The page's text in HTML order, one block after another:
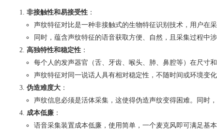
非接触性和易接受性 ：
声纹特征对比是一种非接触式的生物特征识别技术，用户在
同时，蕴含声纹特征的语音获取方便、自然，且采集过程中
高独特性和稳定性 ：
每个人的发声器官（舌、牙齿、喉头、肺、鼻腔等）在尺寸
声纹特征对同一说话人具有相对稳定性，不随时间或环境变
伪造难度大 ：
声纹信息必须是活体采集，这使得伪造声纹变得困难。同时
成本低廉 ：
语音采集装置成本低廉，使用简单，一个麦克风即可满足基